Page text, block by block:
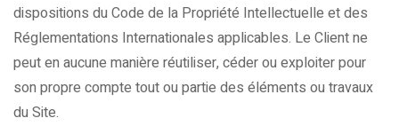
dispositions du Code de la Propriété Intellectuelle et des
Réglementations Internationales applicables. Le Client ne
peut en aucune manière réutiliser, céder ou exploiter pour
son propre compte tout ou partie des éléments ou travaux
du Site.